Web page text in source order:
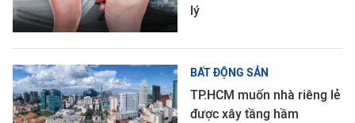
lý
BẤT ĐỘNG SẢN
TP.HCM muốn nhà riêng lẻ
được xây tầng hầm